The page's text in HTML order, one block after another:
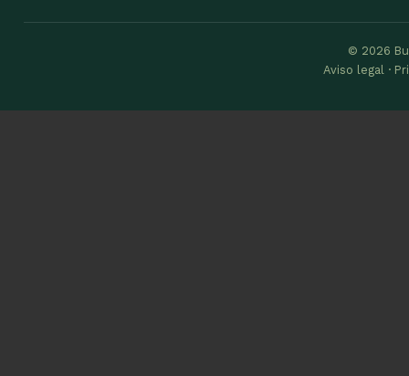
© 2026
Aviso legal ·